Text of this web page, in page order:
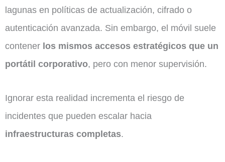
lagunas en políticas de actualización, cifrado o
autenticación avanzada. Sin embargo, el móvil suele
contener los mismos accesos estratégicos que un
portátil corporativo, pero con menor supervisión.
Ignorar esta realidad incrementa el riesgo de
incidentes que pueden escalar hacia
infraestructuras completas.